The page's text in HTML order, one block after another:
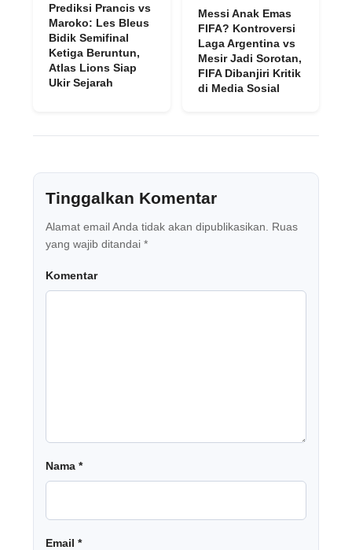
Prediksi Prancis vs
Maroko: Les Bleus
Bidik Semifinal
Ketiga Beruntun,
Atlas Lions Siap
Ukir Sejarah
Messi Anak Emas
FIFA? Kontroversi
Laga Argentina vs
Mesir Jadi Sorotan,
FIFA Dibanjiri Kritik
di Media Sosial
Tinggalkan Komentar
Alamat email Anda tidak akan dipublikasikan.
Ruas
yang wajib ditandai *
Komentar
Nama *
Email *